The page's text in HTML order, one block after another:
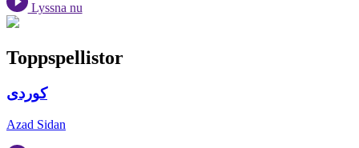
Lyssna nu
Toppspellistor
کوردی
Azad Sidan